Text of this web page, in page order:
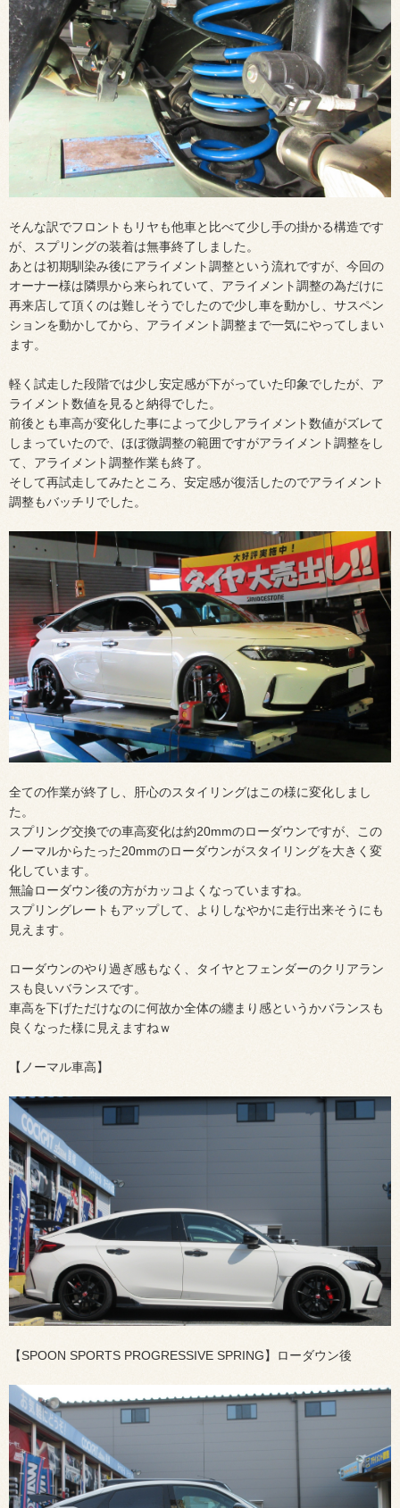
そんな訳でフロントもリヤも他車と比べて少し手の掛かる構造です
が、スプリングの装着は無事終了しました。
あとは初期馴染み後にアライメント調整という流れですが、今回の
オーナー様は隣県から来られていて、アライメント調整の為だけに
再来店して頂くのは難しそうでしたので少し車を動かし、サスペン
ションを動かしてから、アライメント調整まで一気にやってしまい
ます。
軽く試走した段階では少し安定感が下がっていた印象でしたが、ア
ライメント数値を見ると納得でした。
前後とも車高が変化した事によって少しアライメント数値がズレて
しまっていたので、ほぼ微調整の範囲ですがアライメント調整をし
て、アライメント調整作業も終了。
そして再試走してみたところ、安定感が復活したのでアライメント
調整もバッチリでした。
全ての作業が終了し、肝心のスタイリングはこの様に変化しまし
た。
スプリング交換での車高変化は約20mmのローダウンですが、この
ノーマルからたった20mmのローダウンがスタイリングを大きく変
化しています。
無論ローダウン後の方がカッコよくなっていますね。
スプリングレートもアップして、よりしなやかに走行出来そうにも
見えます。
ローダウンのやり過ぎ感もなく、タイヤとフェンダーのクリアラン
スも良いバランスです。
車高を下げただけなのに何故か全体の纏まり感というかバランスも
良くなった様に見えますねｗ
【ノーマル車高】
【SPOON SPORTS PROGRESSIVE SPRING】ローダウン後